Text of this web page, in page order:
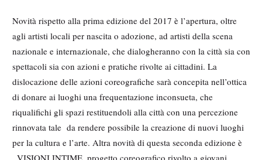
Novità rispetto alla prima edizione del 2017 è l’apertura, oltre
agli artisti locali per nascita o adozione, ad artisti della scena
nazionale e internazionale, che dialogheranno con la città sia con
spettacoli sia con azioni e pratiche rivolte ai cittadini. La
dislocazione delle azioni coreografiche sarà concepita nell’ottica
di donare ai luoghi una frequentazione inconsueta, che
riqualifichi gli spazi restituendoli alla città con una percezione
rinnovata tale da rendere possibile la creazione di nuovi luoghi
per la cultura e l’arte. Altra novità di questa seconda edizione è
_VISIONI INTIME, progetto coreografico rivolto a giovani